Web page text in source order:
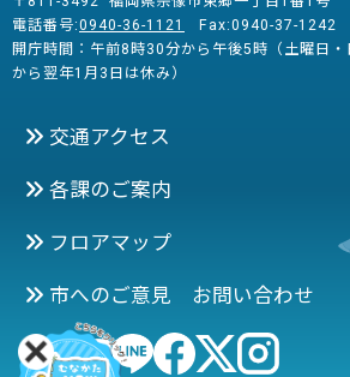
電話番号:0940-36-1121
Fax:0940-37-1242
開庁時間：午前8時30分から午後5時（土曜日
から翌年1月3日は休み）
交通アクセス
各課のご案内
フロアマップ
市へのご意見 お問い合わせ